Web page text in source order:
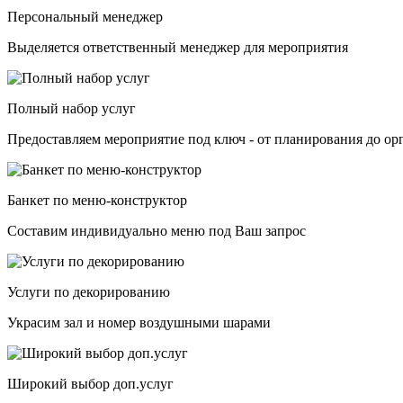
Персональный менеджер
Выделяется ответственный менеджер для мероприятия
Полный набор услуг
Предоставляем мероприятие под ключ - от планирования до
Банкет по меню-конструктор
Составим индивидуально меню под Ваш запрос
Услуги по декорированию
Украсим зал и номер воздушными шарами
Широкий выбор доп.услуг